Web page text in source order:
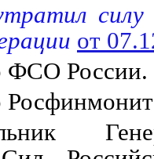
силу
от
ФСО России.